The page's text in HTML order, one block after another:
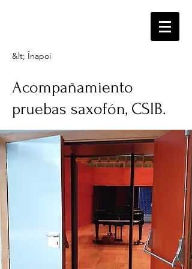
&lt; Înapoi
Acompañamiento
pruebas saxofón, CSIB.